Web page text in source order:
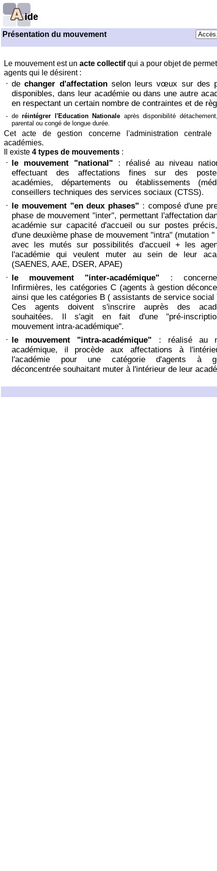
Présentation du mouvement
Le mouvement est un acte collectifqui a pour objet de
agents qui le désirent :
- dechanger d'affectationselon leurs vœux sur des
disponibles, dans leur académie ou dans une autre
en respectant un certain nombre de contraintes et de
- deréintégrer l'Education Nationale après disponibilité
parental ou congé de longue durée.
Cet acte de gestion concerne l'administration
académies.
Il existe 4 types de mouvements :
- le mouvement "national" : réalisé au niveau
effectuant des affectations fines sur des
académies, départements ou établissements
conseillers techniques des services sociaux (CTSS).
- le mouvement "en deux phases" : composé d'une
phase de mouvement "inter", permettant l'affectation
académie sur capacité d'accueil ou sur postes
d'une deuxième phase de mouvement "intra" (mutation "
avec les mutés sur possibilités d'accueil + les
l'académie qui veulent muter au sein de leur
(SAENES, AAE, DSER, APAE)
- le mouvement "inter-académique" :
Infirmières, les catégories C (agents à gestion
ainsi que les catégories B ( assistants de service social
Ces agents doivent s'inscrire auprès des
souhaitées. Il s'agit en fait d'une "pré-
mouvement intra-académique".
- le mouvement "intra-académique" : réalisé au
académique, il procède aux affectations à
l'académie pour une catégorie d'agents à
déconcentrée souhaitant muter à l'intérieur de leur